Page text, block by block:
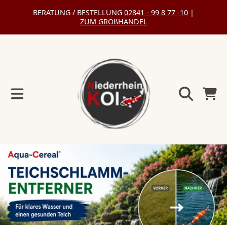
DIREKT
INHALT
BERATUNG / BESTELLUNG 02841 - 99 8 77 -10 |
ZUM GROßHANDEL
DIREKT
ZU
DEN
PRODUKTINFORMATIONEN